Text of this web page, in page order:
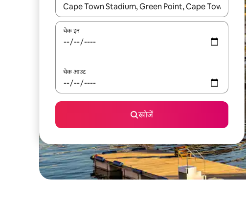
नतीजों के उपलब्ध होने पर, अप और डाउन 'ऐरो की' का इस्तेमाल करके
चेक इन
चेक आउट
खोजें